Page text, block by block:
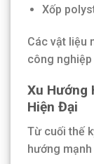
Xốp
Các vật liệu
công nghiệp
Xu Hướng
Hiện Đại
Từ cuối thế
hướng